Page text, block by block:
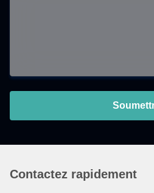
Contactez rapidement